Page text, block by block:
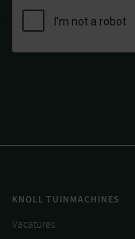
KNOLL TUINMACHINES
Vacatures